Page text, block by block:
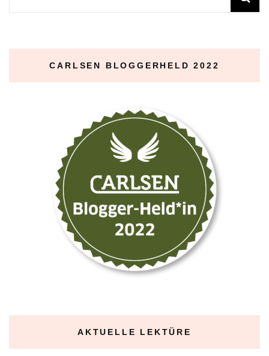
nach:
CARLSEN BLOGGERHELD 2022
AKTUELLE LEKTÜRE